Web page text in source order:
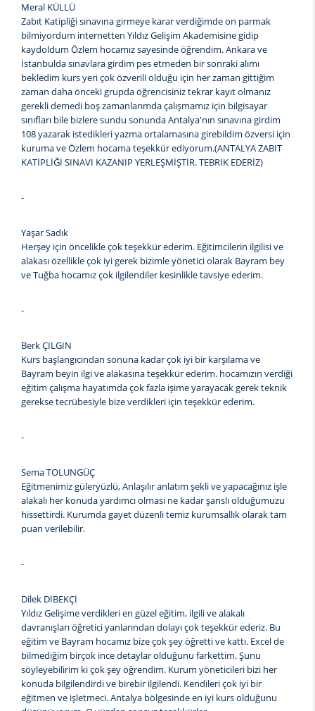
Meral KÜLLÜ
Zabıt Katipliği sınavına girmeye karar verdiğimde on parmak
bilmiyordum internetten Yıldız Gelişim Akademisine gidip
kaydoldum Özlem hocamız sayesinde öğrendim. Ankara ve
İstanbulda sınavlara girdim pes etmeden bir sonraki alımı
bekledim kurs yeri çok özverili olduğu için her zaman gittiğim
zaman daha önceki grupda öğrencisiniz tekrar kayıt olmanız
gerekli demedi boş zamanlarımda çalışmamız için bilgisayar
sınıfları bile bizlere sundu sonunda Antalya'nın sınavına girdim
108 yazarak istedikleri yazma ortalamasına girebildim özversi için
kuruma ve Özlem hocama teşekkür ediyorum.(ANTALYA ZABIT
KATİPLİĞİ SINAVI KAZANIP YERLEŞMİŞTİR. TEBRİK EDERİZ)
-
Yaşar Sadık
Herşey için öncelikle çok teşekkür ederim. Eğitimcilerin ilgilisi ve
alakası özellikle çok iyi gerek bizimle yönetici olarak Bayram bey
ve Tuğba hocamız çok ilgilendiler kesinlikle tavsiye ederim.
-
Berk ÇILGIN
Kurs başlangıcından sonuna kadar çok iyi bir karşılama ve
Bayram beyin ilgi ve alakasına teşekkür ederim. hocamızın verdiği
eğitim çalışma hayatımda çok fazla işime yarayacak gerek teknik
gerekse tecrübesiyle bize verdikleri için teşekkür ederim.
-
Sema TOLUNGÜÇ
Eğitmenimiz güleryüzlü, Anlaşılır anlatım şekli ve yapacağınız işle
alakalı her konuda yardımcı olması ne kadar şanslı olduğumuzu
hissettirdi. Kurumda gayet düzenli temiz kurumsallık olarak tam
puan verilebilir.
-
Dilek DİBEKÇİ
Yıldız Gelişime verdikleri en güzel eğitim, ilgili ve alakalı
davranışları öğretici yanlarından dolayı çok teşekkür ederiz. Bu
eğitim ve Bayram hocamız bize çok şey öğretti ve kattı. Excel de
bilmediğim birçok ince detaylar olduğunu farkettim. Şunu
söyleyebilirim ki çok şey öğrendim. Kurum yöneticileri bizi her
konuda bilgilendirdi ve birebir ilgilendi. Kendileri çok iyi bir
eğitmen ve işletmeci. Antalya bölgesinde en iyi kurs olduğunu